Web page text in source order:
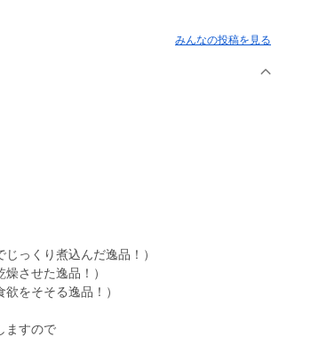
みんなの投稿を見る
っくり煮込んだ逸品！）
させた逸品！）
をそそる逸品！）
ますので